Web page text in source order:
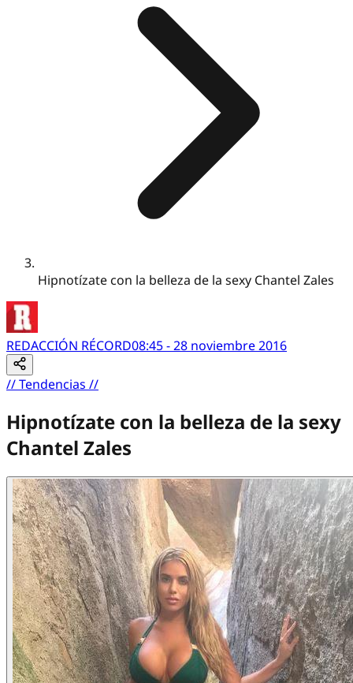
Hipnotízate con la belleza de la sexy Chantel Zales
REDACCIÓN RÉCORD08:45 - 28 noviembre 2016
//Tendencias //
Hipnotízate con la belleza de la sexy
Chantel Zales